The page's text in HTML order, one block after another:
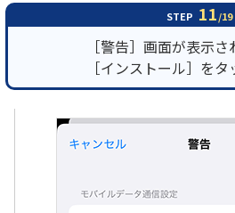
STEP 11/19
［警告］画面が表示さ
［インストール］をタ